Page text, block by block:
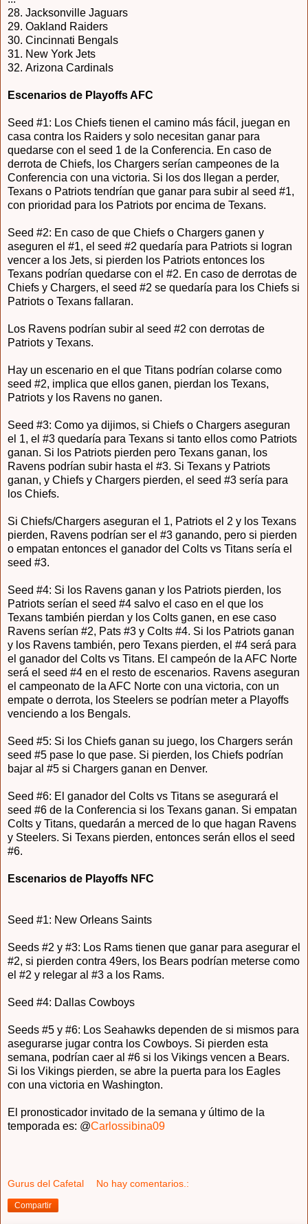
28. Jacksonville Jaguars
29. Oakland Raiders
30. Cincinnati Bengals
31. New York Jets
32. Arizona Cardinals
Escenarios de Playoffs AFC
Seed #1: Los Chiefs tienen el camino más fácil, juegan en
casa contra los Raiders y solo necesitan ganar para
quedarse con el seed 1 de la Conferencia. En caso de
derrota de Chiefs, los Chargers serían campeones de la
Conferencia con una victoria. Si los dos llegan a perder,
Texans o Patriots tendrían que ganar para subir al seed #1,
con prioridad para los Patriots por encima de Texans.
Seed #2: En caso de que Chiefs o Chargers ganen y
aseguren el #1, el seed #2 quedaría para Patriots si logran
vencer a los Jets, si pierden los Patriots entonces los
Texans podrían quedarse con el #2. En caso de derrotas de
Chiefs y Chargers, el seed #2 se quedaría para los Chiefs si
Patriots o Texans fallaran.
Los Ravens podrían subir al seed #2 con derrotas de
Patriots y Texans.
Hay un escenario en el que Titans podrían colarse como
seed #2, implica que ellos ganen, pierdan los Texans,
Patriots y los Ravens no ganen.
Seed #3: Como ya dijimos, si Chiefs o Chargers aseguran
el 1, el #3 quedaría para Texans si tanto ellos como Patriots
ganan. Si los Patriots pierden pero Texans ganan, los
Ravens podrían subir hasta el #3. Si Texans y Patriots
ganan, y Chiefs y Chargers pierden, el seed #3 sería para
los Chiefs.
Si Chiefs/Chargers aseguran el 1, Patriots el 2 y los Texans
pierden, Ravens podrían ser el #3 ganando, pero si pierden
o empatan entonces el ganador del Colts vs Titans sería el
seed #3.
Seed #4: Si los Ravens ganan y los Patriots pierden, los
Patriots serían el seed #4 salvo el caso en el que los
Texans también pierdan y los Colts ganen, en ese caso
Ravens serían #2, Pats #3 y Colts #4. Si los Patriots ganan
y los Ravens también, pero Texans pierden, el #4 será para
el ganador del Colts vs Titans. El campeón de la AFC Norte
será el seed #4 en el resto de escenarios. Ravens aseguran
el campeonato de la AFC Norte con una victoria, con un
empate o derrota, los Steelers se podrían meter a Playoffs
venciendo a los Bengals.
Seed #5: Si los Chiefs ganan su juego, los Chargers serán
seed #5 pase lo que pase. Si pierden, los Chiefs podrían
bajar al #5 si Chargers ganan en Denver.
Seed #6: El ganador del Colts vs Titans se asegurará el
seed #6 de la Conferencia si los Texans ganan. Si empatan
Colts y Titans, quedarán a merced de lo que hagan Ravens
y Steelers. Si Texans pierden, entonces serán ellos el seed
#6.
Escenarios de Playoffs NFC
Seed #1: New Orleans Saints
Seeds #2 y #3: Los Rams tienen que ganar para asegurar el
#2, si pierden contra 49ers, los Bears podrían meterse como
el #2 y relegar al #3 a los Rams.
Seed #4: Dallas Cowboys
Seeds #5 y #6: Los Seahawks dependen de si mismos para
asegurarse jugar contra los Cowboys. Si pierden esta
semana, podrían caer al #6 si los Vikings vencen a Bears.
Si los Vikings pierden, se abre la puerta para los Eagles
con una victoria en Washington.
El pronosticador invitado de la semana y último de la
temporada es: @Carlossibina09
Gurus del Cafetal No hay comentarios.:
Compartir